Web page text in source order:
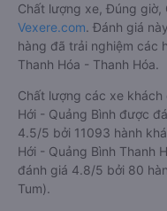
Chất lượng xe, Đúng
Vexere.com. Đánh giá
hàng đã trải nghiệm các
Thanh Hóa - Thanh Hóa.
Chất lượng các xe
Hới - Quảng Bình được
4.5/5 bởi 11093 hành
Hới - Quảng Bình Thanh
đánh giá 4.8/5 bởi 80
Tum).